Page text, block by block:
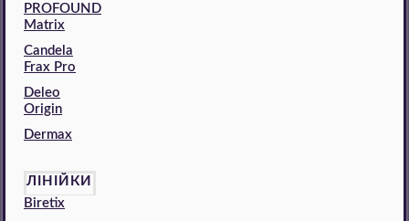
PROFOUND
Matrix
Candela
Frax Pro
Deleo
Origin
Dermax
ЛІНІЙКИ
Biretix